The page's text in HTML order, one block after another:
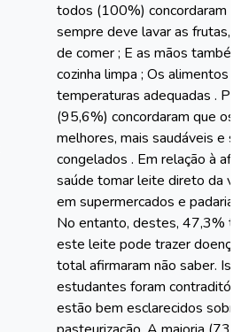
todos (100%) concordaram
sempre deve lavar as frutas,
de comer ; E as mãos
cozinha limpa ; Os alimentos
temperaturas adequadas .
(95,6%) concordaram que
melhores, mais saudáveis e
congelados . Em relação à
saúde tomar leite direto da
em supermercados e
No entanto, destes, 47,3%
este leite pode trazer
total afirmaram não saber.
estudantes foram
estão bem esclarecidos